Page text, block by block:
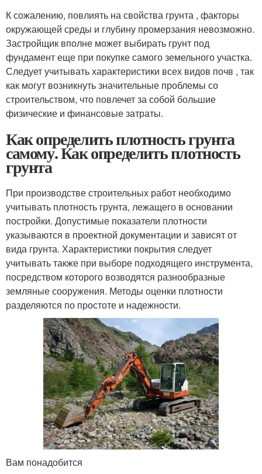
К сожалению, повлиять на свойства грунта , факторы
окружающей среды и глубину промерзания невозможно.
Застройщик вполне может выбирать грунт под
фундамент еще при покупке самого земельного участка.
Следует учитывать характеристики всех видов почв , так
как могут возникнуть значительные проблемы со
строительством, что повлечет за собой большие
физические и финансовые затраты.
Как определить плотность грунта
самому. Как определить плотность
грунта
При производстве строительных работ необходимо
учитывать плотность грунта, лежащего в основании
постройки. Допустимые показатели плотности
указываются в проектной документации и зависят от
вида грунта. Характеристики покрытия следует
учитывать также при выборе подходящего инструмента,
посредством которого возводятся разнообразные
земляные сооружения. Методы оценки плотности
разделяются по простоте и надежности.
Вам понадобится